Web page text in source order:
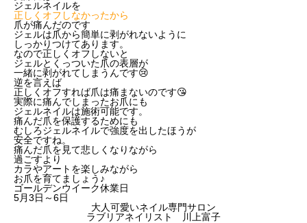
ジェルネイルを
正しくオフしなかったから
爪が痛んだのです
ジェルは爪から簡単に剥がれないように
しっかりつけてあります。
なので正しくオフしないと
ジェルとくっついた爪の表層が
一緒に剥がれてしまうんです😢
逆を言えば
正しくオフすれば爪は痛まないのです😘
実際に痛んでしまったお爪にも
ジェルネイルは施術可能です。
痛んだ爪を保護するためにも
むしろジェルネイルで強度を出したほうが
安全ですね。
痛んだ爪を見て悲しくなりながら
過ごすより
カラやアートを楽しみながら
お爪を育てましょう♪
ゴールデンウイーク休業日
5月3日～6日
大人可愛いネイル専門サロン
ラブリアネイリスト 川上富子